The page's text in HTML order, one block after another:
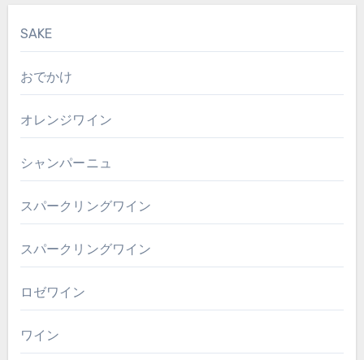
SAKE
おでかけ
オレンジワイン
シャンパーニュ
スパークリングワイン
スパークリングワイン
ロゼワイン
ワイン